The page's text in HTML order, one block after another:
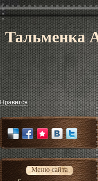
Тальменка
Нравится
Меню сайта